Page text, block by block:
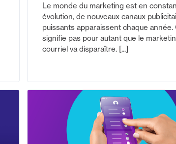
Le monde du marketing est en
évolution, de nouveaux canaux
puissants apparaissent chaque année.
signifie pas pour autant que le
courriel va disparaître. [...]